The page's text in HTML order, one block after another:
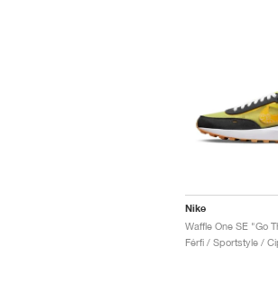
Nike
Férfi / Sportstyle /